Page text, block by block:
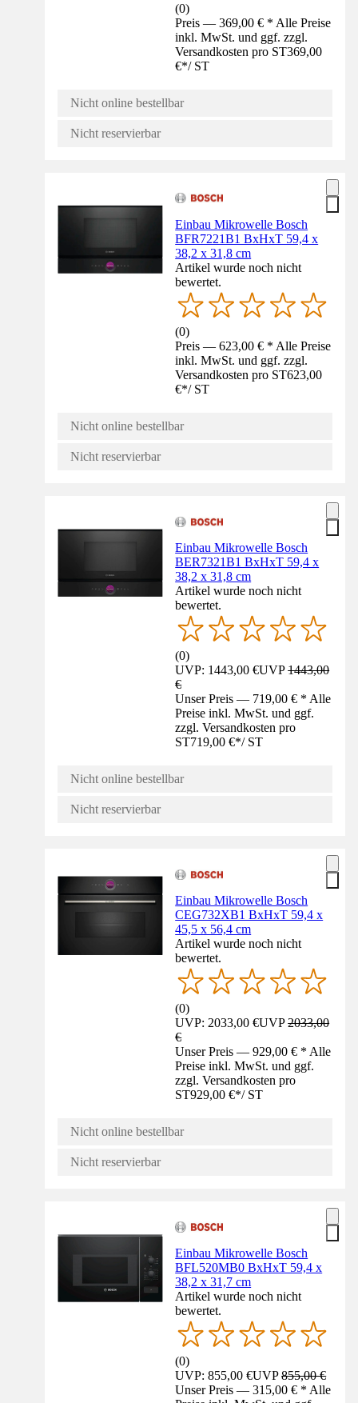
(0)
Preis — 369,00 € * Alle Preise
inkl. MwSt. und ggf. zzgl.
Versandkosten pro ST369,00
€*/ ST
Nicht online bestellbar
Nicht reservierbar
Einbau Mikrowelle Bosch
BFR7221B1 BxHxT 59,4 x
38,2 x 31,8 cm
Artikel wurde noch nicht
bewertet.
(0)
Preis — 623,00 € * Alle Preise
inkl. MwSt. und ggf. zzgl.
Versandkosten pro ST623,00
€*/ ST
Nicht online bestellbar
Nicht reservierbar
Einbau Mikrowelle Bosch
BER7321B1 BxHxT 59,4 x
38,2 x 31,8 cm
Artikel wurde noch nicht
bewertet.
(0)
UVP: 1443,00 €UVP1443,00
€
Unser Preis — 719,00 € * Alle
Preise inkl. MwSt. und ggf.
zzgl. Versandkosten pro
ST719,00 €*/ ST
Nicht online bestellbar
Nicht reservierbar
Einbau Mikrowelle Bosch
CEG732XB1 BxHxT 59,4 x
45,5 x 56,4 cm
Artikel wurde noch nicht
bewertet.
(0)
UVP: 2033,00 €UVP2033,00
€
Unser Preis — 929,00 € * Alle
Preise inkl. MwSt. und ggf.
zzgl. Versandkosten pro
ST929,00 €*/ ST
Nicht online bestellbar
Nicht reservierbar
Einbau Mikrowelle Bosch
BFL520MB0 BxHxT 59,4 x
38,2 x 31,7 cm
Artikel wurde noch nicht
bewertet.
(0)
UVP: 855,00 €UVP855,00 €
Unser Preis — 315,00 € * Alle